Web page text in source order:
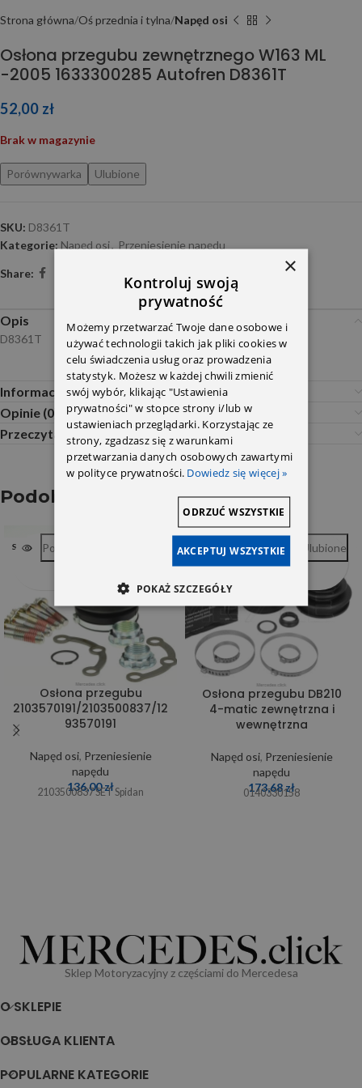
Strona główna Oś przednia i tylna Napęd osi
Osłona przegubu zewnętrznego W163 ML
-2005 1633300285 Autofren D8361T
52,00 zł
Brak w magazynie
Porównywarka Ulubione
SKU: D8361T
Kategorie: Napęd osi, Przeniesienie napędu
Share:
Opis
D8361T
Informacje dodatkowe
Opinie (0)
Przeczytaj Przed Zakupem
Podobne produkty
SOLD OUT
Osłona przegubu
2103570191/2103500837/12
93570191
Napęd osi, Przeniesienie
napędu
136,00zł
2103500837 SET Spidan
Porównywarka
Osłona przegubu DB210
4-matic zewnętrzna i
wewnętrzna
Napęd osi, Przeniesienie
napędu
173,68zł
0140330158
Porównywarka Ulubione
Sklep Motoryzacyjny z częściami do Mercedesa
O SKLEPIE
OBSŁUGA KLIENTA
POPULARNE KATEGORIE
×
Kontroluj swoją
prywatność
Możemy przetwarzać Twoje dane osobowe i
używać technologii takich jak pliki cookies w
celu świadczenia usług oraz prowadzenia
statystyk. Możesz w każdej chwili zmienić
swój wybór, klikając "Ustawienia
prywatności" w stopce strony i/lub w
ustawieniach przeglądarki. Korzystając ze
strony, zgadzasz się z warunkami
przetwarzania danych osobowych zawartymi
w polityce prywatności. Dowiedz się więcej »
AKCEPTUJ WSZYSTKIE
ODRZUĆ WSZYSTKIE
POKAŻ SZCZEGÓŁY